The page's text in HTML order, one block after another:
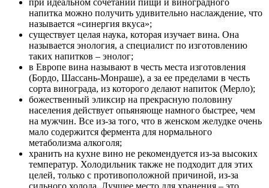
при идеальном сочетании пищи и виноградного
напитка можно получить удивительно наслаждение, что
называется «синергия вкуса»;
существует целая наука, которая изучает вина. Она
называется энология, а специалист по изготовлению
таких напитков – энолог;
в Европе вина называют в честь места изготовления
(Бордо, Шассань-Монраше), а за ее пределами в честь
сорта винограда, из которого делают напиток (Мерло);
божественный эликсир на прекрасную половину
населения действует опьяняюще намного быстрее, чем
на мужчин. Все из-за того, что в женском желудке очень
мало содержится фермента для нормального
метаболизма алкоголя;
хранить на кухне вино не рекомендуется из-за высоких
температур. Холодильник также не подходит для этих
целей, только с противоположной причиной, из-за